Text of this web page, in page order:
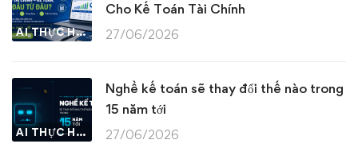
AI THỰC HÀNH
Cho Kế Toán Tài Chính
27/06/2026
AI THỰC HÀNH
Nghề kế toán sẽ thay đổi thế nào trong
15 năm tới
27/06/2026